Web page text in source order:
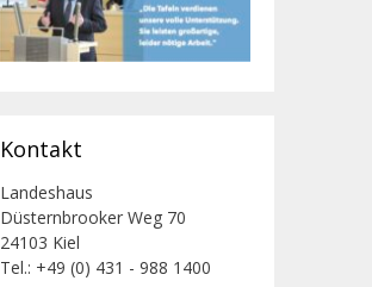
Kontakt
Landeshaus
Düsternbrooker Weg 70
24103 Kiel
Tel.: +49 (0) 431 - 988 1400